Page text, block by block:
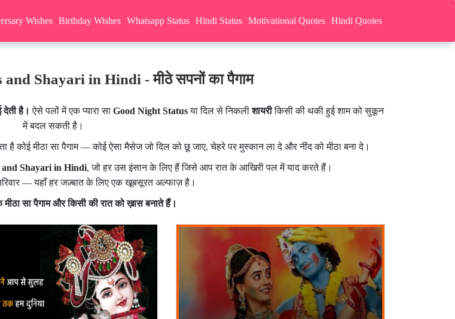
Wishes Birthday Wishes Whatsapp Status Hindi Status Motivational Quotes Hindi Quotes
Shayari in Hindi - मीठे सपनों का पैगाम
देती है। ऐसे पलों में एक प्यारा सा Good Night Statusया दिल से निकलीशायरीकिसी की थकी हुई शाम को सुकून
में बदल सकती है।
है कोई मीठा सा पैगाम — कोई ऐसा मैसेज जो दिल को छू जाए, चेहरे पर मुस्कान ला दे और नींद को मीठा बना दे।
and Shayari in Hindi, जो हर उस इंसान के लिए हैं जिसे आप रात के आखिरी पल में याद करते हैं।
परिवार — यहाँ हर जज़्बात के लिए एक खूबसूरत अल्फाज़ है।
सा पैगाम और किसी की रात को ख़ास बनाते हैं।